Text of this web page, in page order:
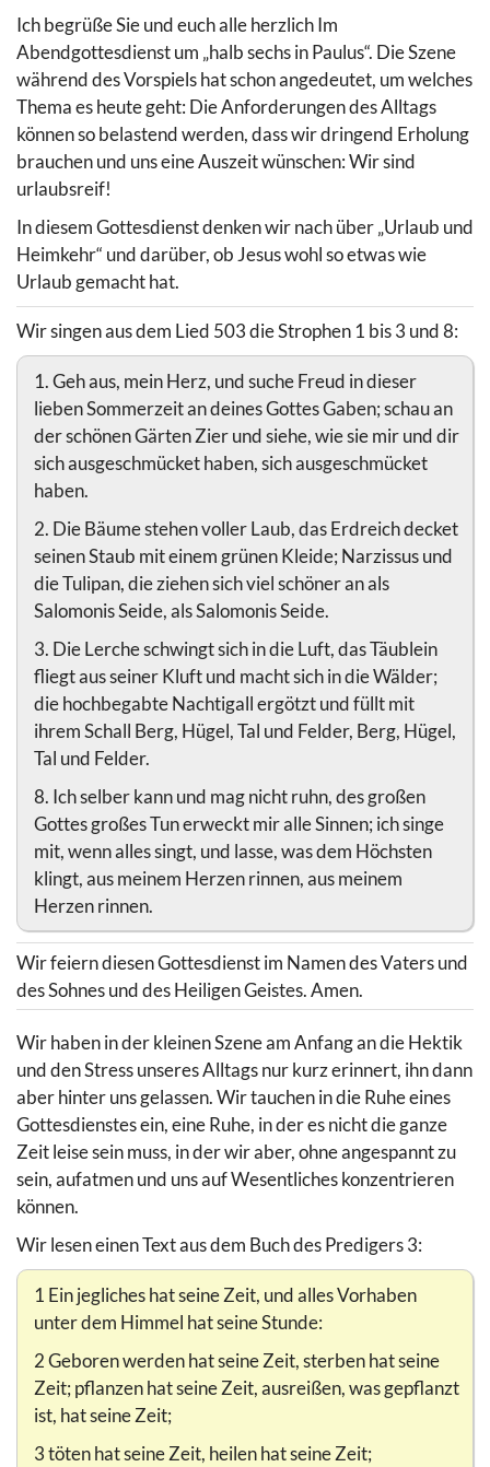
Ich begrüße Sie und euch alle herzlich Im
Abendgottesdienst um „halb sechs in Paulus“. Die Szene
während des Vorspiels hat schon angedeutet, um welches
Thema es heute geht: Die Anforderungen des Alltags
können so belastend werden, dass wir dringend Erholung
brauchen und uns eine Auszeit wünschen: Wir sind
urlaubsreif!
In diesem Gottesdienst denken wir nach über „Urlaub und
Heimkehr“ und darüber, ob Jesus wohl so etwas wie
Urlaub gemacht hat.
Wir singen aus dem Lied 503 die Strophen 1 bis 3 und 8:
1. Geh aus, mein Herz, und suche Freud in dieser
lieben Sommerzeit an deines Gottes Gaben; schau an
der schönen Gärten Zier und siehe, wie sie mir und dir
sich ausgeschmücket haben, sich ausgeschmücket
haben.
2. Die Bäume stehen voller Laub, das Erdreich decket
seinen Staub mit einem grünen Kleide; Narzissus und
die Tulipan, die ziehen sich viel schöner an als
Salomonis Seide, als Salomonis Seide.
3. Die Lerche schwingt sich in die Luft, das Täublein
fliegt aus seiner Kluft und macht sich in die Wälder;
die hochbegabte Nachtigall ergötzt und füllt mit
ihrem Schall Berg, Hügel, Tal und Felder, Berg, Hügel,
Tal und Felder.
8. Ich selber kann und mag nicht ruhn, des großen
Gottes großes Tun erweckt mir alle Sinnen; ich singe
mit, wenn alles singt, und lasse, was dem Höchsten
klingt, aus meinem Herzen rinnen, aus meinem
Herzen rinnen.
Wir feiern diesen Gottesdienst im Namen des Vaters und
des Sohnes und des Heiligen Geistes. Amen.
Wir haben in der kleinen Szene am Anfang an die Hektik
und den Stress unseres Alltags nur kurz erinnert, ihn dann
aber hinter uns gelassen. Wir tauchen in die Ruhe eines
Gottesdienstes ein, eine Ruhe, in der es nicht die ganze
Zeit leise sein muss, in der wir aber, ohne angespannt zu
sein, aufatmen und uns auf Wesentliches konzentrieren
können.
Wir lesen einen Text aus dem Buch des Predigers 3:
1 Ein jegliches hat seine Zeit, und alles Vorhaben
unter dem Himmel hat seine Stunde:
2 Geboren werden hat seine Zeit, sterben hat seine
Zeit; pflanzen hat seine Zeit, ausreißen, was gepflanzt
ist, hat seine Zeit;
3 töten hat seine Zeit, heilen hat seine Zeit;